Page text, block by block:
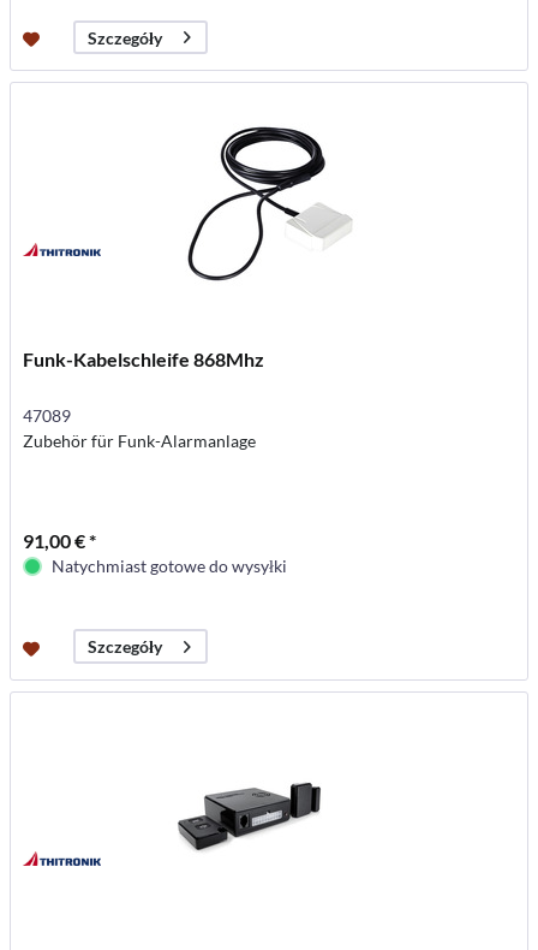
Szczegóły
Funk-Kabelschleife 868Mhz
47089
Zubehör für Funk-Alarmanlage
91,00 € *
Natychmiast gotowe do wysyłki
Szczegóły